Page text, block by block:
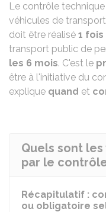
Le contrôle
véhicules de
doit être réalisé 1 fois
transport public de
les 6 mois. C'est le
être à l'initiative du
explique quand et
Quels sont
par le
Récapitulatif :
ou obligatoire